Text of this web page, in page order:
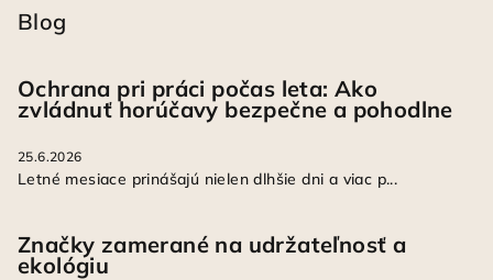
Blog
Ochrana pri práci počas leta: Ako
zvládnuť horúčavy bezpečne a pohodlne
25.6.2026
Letné mesiace prinášajú nielen dlhšie dni a viac p...
Značky zamerané na udržateľnosť a
ekológiu